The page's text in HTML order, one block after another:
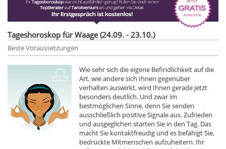
Tageshoroskop für Waage (24.09. - 23.10.)
Beste Voraussetzungen
Wie sehr sich die eigene Befindlichkeit auf die
Art, wie andere sich Ihnen gegenüber
verhalten auswirkt, wird Ihnen gerade jetzt
besonders deutlich. Und zwar im
bestmöglichen Sinne, denn Sie senden
ausschließlich positive Signale aus. Zufrieden
und ausgeglichen starten Sie in den Tag. Das
macht Sie kontaktfreudig und es befähigt Sie,
bedrückte Mitmenschen aufzuheitern. Ihr